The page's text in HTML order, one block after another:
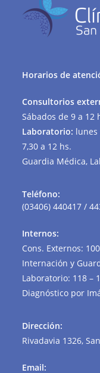
Horarios de
Consultorios
Sábados de 9 a 12
Laboratorio: lunes
7,30 a 12 hs.
Guardia Médica,
Teléfono:
(03406) 440417 /
Internos:
Cons. Externos:
Internación y
Laboratorio: 118 –
Diagnóstico por
Dirección:
Rivadavia 1326,
Email: